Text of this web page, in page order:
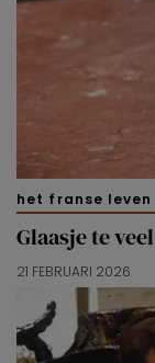
het franse leven
Glaasje te
21 FEBRUARI 2026